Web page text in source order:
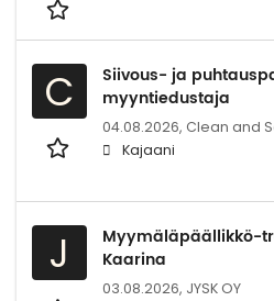
C
Siivous- ja
myyntiedustaja
04.08.2026, Clean and
Kajaani
J
Myymäläpäällikkö-
Kaarina
03.08.2026, JYSK OY